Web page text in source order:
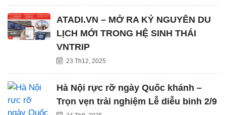
ATADI.VN – MỞ RA KỶ NGUYÊN DU
LỊCH MỚI TRONG HỆ SINH THÁI
VNTRIP
23 Th12, 2025
Hà Nội rực rỡ ngày Quốc khánh –
Trọn vẹn trải nghiệm Lễ diễu binh 2/9